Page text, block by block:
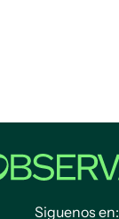
Siguenos en: